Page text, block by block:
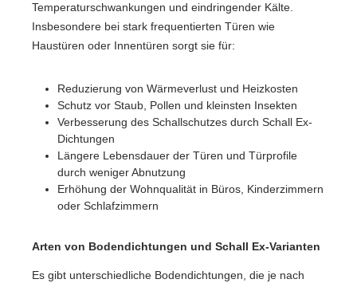
Temperaturschwankungen und eindringender Kälte.
Insbesondere bei stark frequentierten Türen wie
Haustüren oder Innentüren sorgt sie für:
Reduzierung von Wärmeverlust und Heizkosten
Schutz vor Staub, Pollen und kleinsten Insekten
Verbesserung des Schallschutzes durch Schall Ex-
Dichtungen
Längere Lebensdauer der Türen und Türprofile
durch weniger Abnutzung
Erhöhung der Wohnqualität in Büros, Kinderzimmern
oder Schlafzimmern
Arten von Bodendichtungen und Schall Ex-Varianten
Es gibt unterschiedliche Bodendichtungen, die je nach